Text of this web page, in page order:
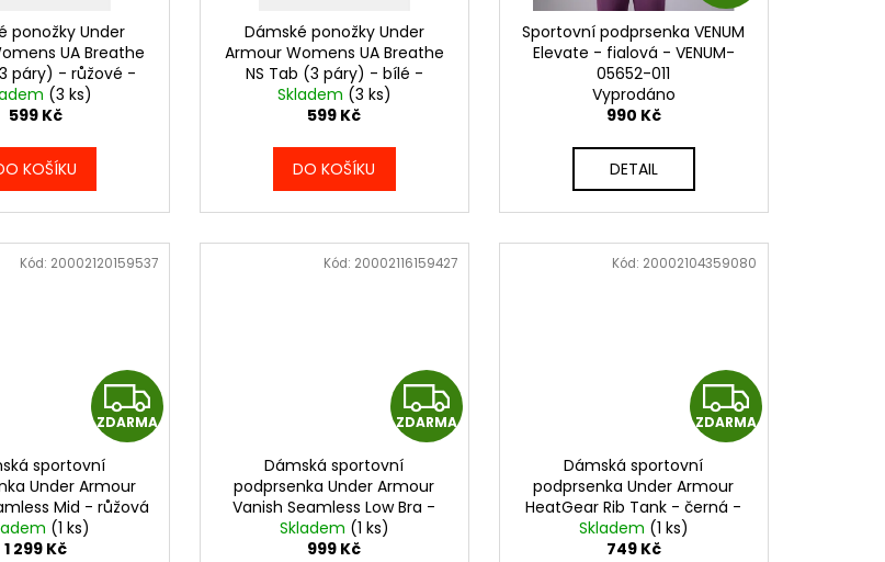
ponožky Under
UA Breathe
páry) - růžové -
673
(3 ks)
599 Kč
KOŠÍKU
Dámské ponožky Under
Armour Womens UA Breathe
NS Tab (3 páry) - bílé -
1387052-100
Skladem (3 ks)
599 Kč
DO KOŠÍKU
D
Sportovní podprsenka VENUM
Elevate - fialová - VENUM-
05652-011
Vyprodáno
990 Kč
DETAIL
Z
D
ZDARMA
sportovní
Under Armour
Mid - růžová
647
(1 ks)
1 299 Kč
Kód: 20002120159537
Z
D
ZDARMA
Dámská sportovní
podprsenka Under Armour
Vanish Seamless Low Bra -
šedá - 1384417-044
Skladem (1 ks)
999 Kč
Kód: 20002116159427
Z
D
ZDARMA
Dámská sportovní
podprsenka Under Armour
HeatGear Rib Tank - černá -
1388694-001
Skladem (1 ks)
749 Kč
Kód: 20002104359080